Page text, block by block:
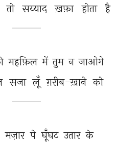
तो सय्याद ख़फ़ा होता है
महफ़िल में तुम न जाओगे
सजा लूँ ग़रीब-ख़ाने को
मज़ार पे घूँघट उतार के